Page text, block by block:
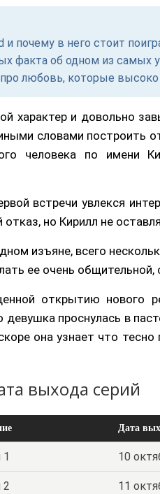
и почему в него стоит
факта об одном из
любовь, которые
характер и довольно
словами построить
человека по имени
встречи увлекся
отказ, но Кирилл не
изъяне, всего
ее очень
открытию нового
девушка проснулась в
она узнает что
выхода серий
Дата
1 10
2 11